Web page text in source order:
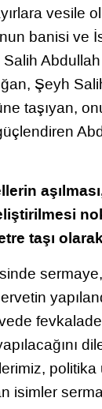
vesile
banisi ve
Abdullah
Şeyh
taşıyan,
taşı
politika
isimler